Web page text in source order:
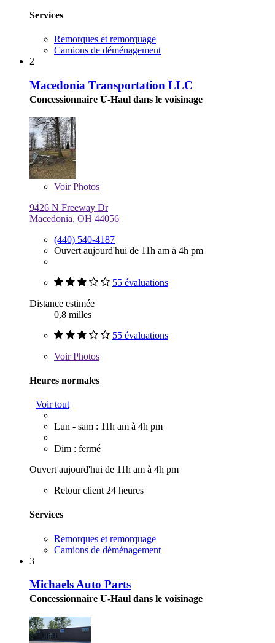
Services
Remorques et remorquage
Camions de déménagement
2
Macedonia Transportation LLC
Concessionnaire U-Haul dans le voisinage
VoirPhotos
9426 N Freeway Dr
Macedonia, OH 44056
(440) 540-4187
Ouvert aujourd'hui de 11h am à 4h pm
55 évaluations
Distance estimée
0,8 milles
55 évaluations
VoirPhotos
Heures normales
Voir tout
Lun - sam : 11h am à 4h pm
Dim : fermé
Ouvert aujourd'hui de 11h am à 4h pm
Retour client 24 heures
Services
Remorques et remorquage
Camions de déménagement
3
Michaels Auto Parts
Concessionnaire U-Haul dans le voisinage